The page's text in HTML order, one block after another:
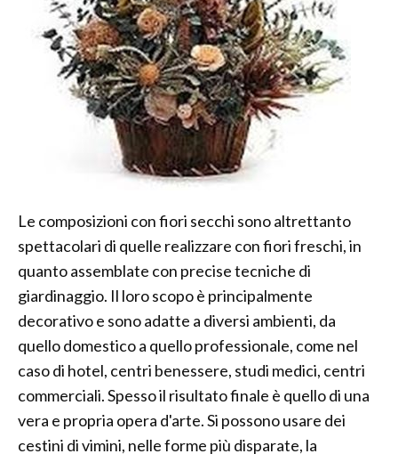
Le composizioni con fiori secchi sono altrettanto
spettacolari di quelle realizzare con fiori freschi, in
quanto assemblate con precise tecniche di
giardinaggio. Il loro scopo è principalmente
decorativo e sono adatte a diversi ambienti, da
quello domestico a quello professionale, come nel
caso di hotel, centri benessere, studi medici, centri
commerciali. Spesso il risultato finale è quello di una
vera e propria opera d'arte. Si possono usare dei
cestini di vimini, nelle forme più disparate, la